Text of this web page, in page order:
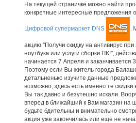
На текущей страничке можно найти
конкретные интересные предложения
Цифровой супермаркет DNS .
акцию "Получи скидку на антивирус при
ноутбука или услуги сборки ПК!",
начинается 7 Апреля и заканчивается
Поэтому если Вы житель города
детальненько изучите данные
возможно, здесь есть именно те скидки
Вы так давно и безутешно искали.
вперед в ближайший к Вам магазин на
будьте бдительны и внимательно
акция уже закончилась или еще не